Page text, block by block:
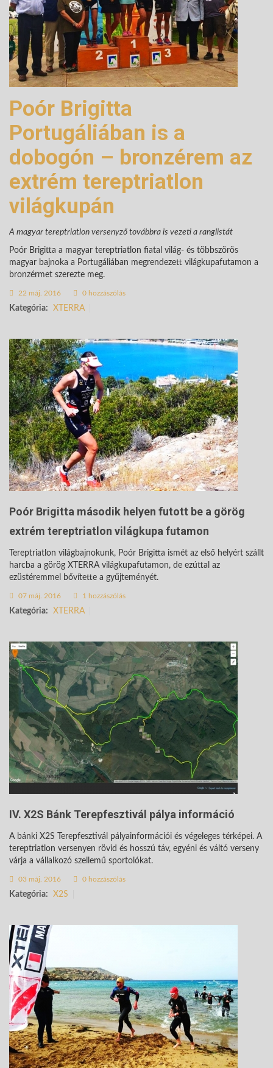
Poór Brigitta
Portugáliában is a
dobogón – bronzérem az
extrém tereptriatlon
világkupán
A magyar tereptriatlon versenyző továbbra is vezeti a ranglistát
Poór Brigitta a magyar tereptriatlon fiatal világ- és többszörös
magyar bajnoka a Portugáliában megrendezett világkupafutamon a
bronzérmet szerezte meg.
22 máj. 2016 0 hozzászólás
Kategória: XTERRA
Poór Brigitta második helyen futott be a görög
extrém tereptriatlon világkupa futamon
Tereptriatlon világbajnokunk, Poór Brigitta ismét az első helyért szállt
harcba a görög XTERRA világkupafutamon, de ezúttal az
ezüstéremmel bővítette a gyűjteményét.
07 máj. 2016 1 hozzászólás
Kategória: XTERRA
IV. X2S Bánk Terepfesztivál pálya információ
A bánki X2S Terepfesztivál pályainformációi és végeleges térképei. A
tereptriatlon versenyen rövid és hosszú táv, egyéni és váltó verseny
várja a vállalkozó szellemű sportolókat.
03 máj. 2016 0 hozzászólás
Kategória: X2S